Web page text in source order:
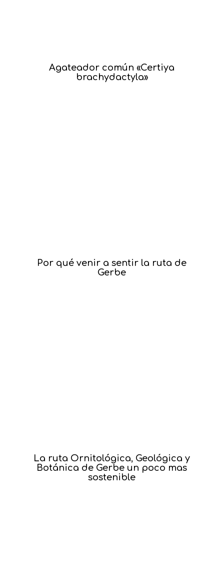
Agateador común «Certiya
brachydactyla»
Por qué venir a sentir la ruta de
Gerbe
La ruta Ornitológica, Geológica y
Botánica de Gerbe un poco mas
sostenible